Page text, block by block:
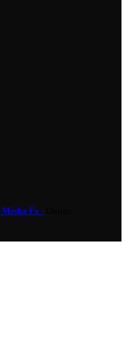
Media Fx -